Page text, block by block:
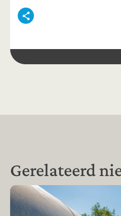
Gerelateerd